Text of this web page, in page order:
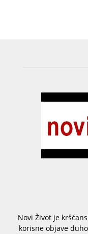
Novi Život je
korisne objave